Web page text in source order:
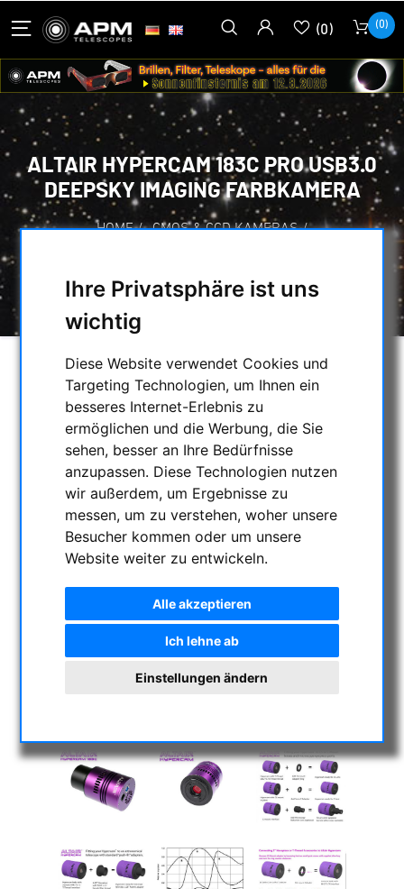
Ihre Privatsphäre ist uns
wichtig
Diese Website verwendet Cookies und
Targeting Technologien, um Ihnen ein
besseres Internet-Erlebnis zu
ermöglichen und die Werbung, die Sie
sehen, besser an Ihre Bedürfnisse
anzupassen. Diese Technologien nutzen
wir außerdem, um Ergebnisse zu
messen, um zu verstehen, woher unsere
Besucher kommen oder um unsere
Website weiter zu entwickeln.
Alle akzeptieren
Ich lehne ab
Einstellungen ändern
(0) (0)
ALTAIR HYPERCAM 183C PRO USB3.0
DEEPSKY IMAGING FARBKAMERA
HOME / CMOS & CCD KAMERAS /
DEEPSKY IMAGING FARBKAMERA